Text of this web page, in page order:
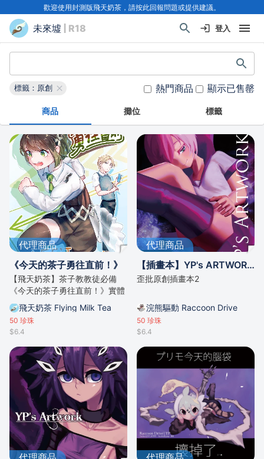
歡迎使用封測版飛天奶茶，請按此回報問題或提供建議。
未來墟 | R18 登入
標籤：原創 熱門商品 顯示已售罄
商品 攤位 標籤
代理商品
《今天的茶子勇往直前！》
【飛天奶茶】茶子教教徒必備
《今天的茶子勇往直前！》實體
本
飛天奶茶 Flying Milk Tea
50 珍珠
$6.4
代理商品
【插畫本】YP's ARTWORK 2
歪批原創插畫本2
浣熊驅動 Raccoon Drive
50 珍珠
$6.4